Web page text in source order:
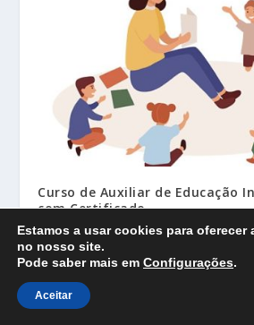
Curso de Auxiliar de Educação
com Certificado
11 de Fevereiro, 2026
Estamos a usar cookies para oferecer
no nosso site.
Pode saber mais em Configurações.
Aceitar